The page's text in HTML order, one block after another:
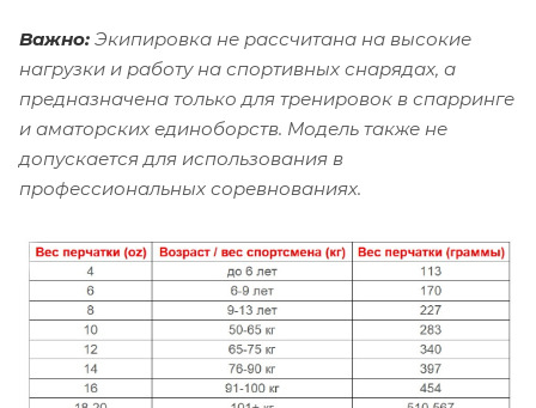
Важно: Экипировка не рассчитана на высокие
нагрузки и работу на спортивных снарядах, а
предназначена только для тренировок в спарринге
и аматорских единоборств. Модель также не
допускается для использования в
профессиональных соревнованиях.